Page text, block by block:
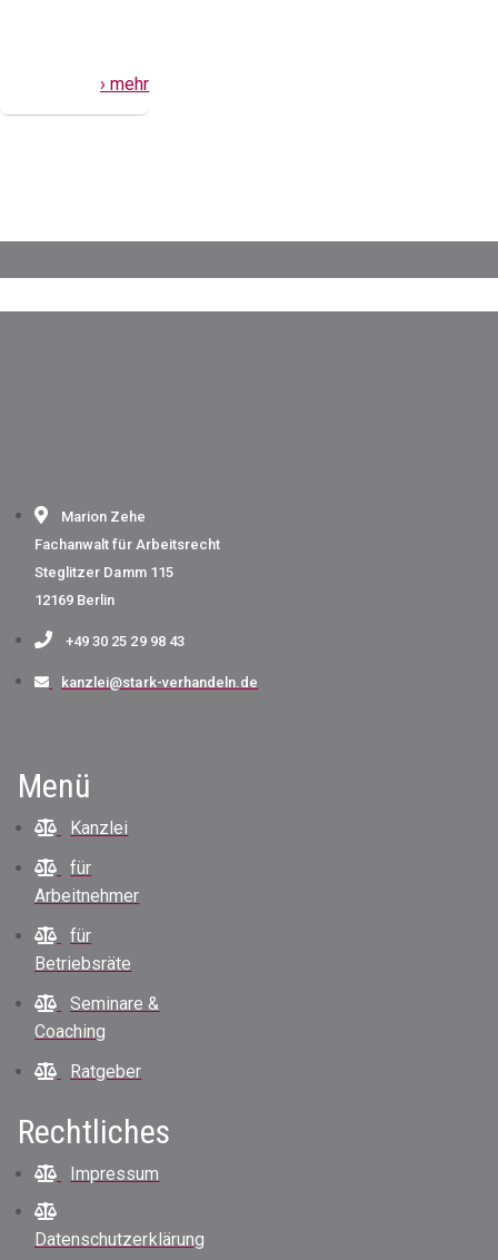
› mehr
Marion Zehe
Fachanwalt für Arbeitsrecht
Steglitzer Damm 115
12169 Berlin
+49 30 25 29 98 43
kanzlei@stark-verhandeln.de
Menü
Kanzlei
für
Arbeitnehmer
für
Betriebsräte
Seminare &
Coaching
Ratgeber
Rechtliches
Impressum
Datenschutzerklärung